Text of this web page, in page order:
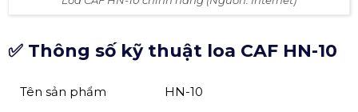
✅ Thông số kỹ thuật loa CAF HN-10
Tên sản phẩm HN-10